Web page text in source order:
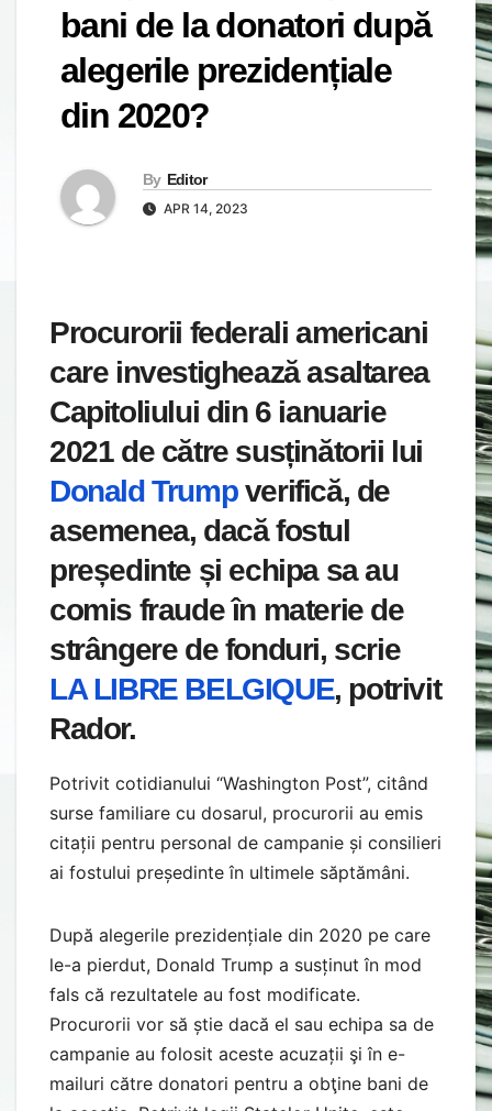
bani de la donatori după
alegerile prezidențiale
din 2020?
By Editor
APR 14, 2023
Procurorii federali americani
care investighează asaltarea
Capitoliului din 6 ianuarie
2021 de către susținătorii lui
Donald Trumpverifică, de
asemenea, dacă fostul
președinte și echipa sa au
comis fraude în materie de
strângere de fonduri, scrie
LA LIBRE BELGIQUE, potrivit
Rador.
Potrivit cotidianului “Washington Post”, citând
surse familiare cu dosarul, procurorii au emis
citații pentru personal de campanie și consilieri
ai fostului președinte în ultimele săptămâni.
După alegerile prezidențiale din 2020 pe care
le-a pierdut, Donald Trump a susținut în mod
fals că rezultatele au fost modificate.
Procurorii vor să știe dacă el sau echipa sa de
campanie au folosit aceste acuzații şi în e-
mailuri către donatori pentru a obţine bani de